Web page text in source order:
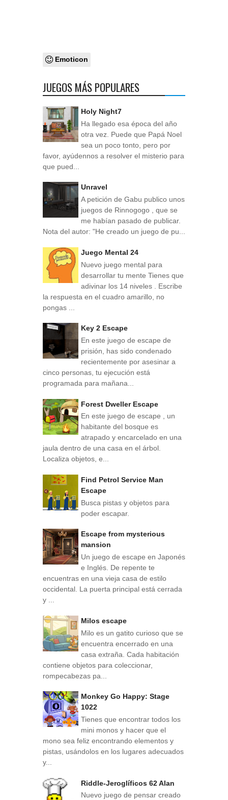
Emoticon
JUEGOS MÁS POPULARES
Holy Night7
Ha llegado esa época del año
otra vez. Puede que Papá Noel
sea un poco tonto, pero por
favor, ayúdennos a resolver el misterio para
que pued...
Unravel
A petición de Gabu publico unos
juegos de Rinnogogo , que se
me habían pasado de publicar.
Nota del autor: "He creado un juego de pu...
Juego Mental 24
Nuevo juego mental para
desarrollar tu mente Tienes que
adivinar los 14 niveles . Escribe
la respuesta en el cuadro amarillo, no
pongas ...
Key 2 Escape
En este juego de escape de
prisión, has sido condenado
recientemente por asesinar a
cinco personas, tu ejecución está
programada para mañana...
Forest Dweller Escape
En este juego de escape , un
habitante del bosque es
atrapado y encarcelado en una
jaula dentro de una casa en el árbol.
Localiza objetos, e...
Find Petrol Service Man
Escape
Busca pistas y objetos para
poder escapar.
Escape from mysterious
mansion
Un juego de escape en Japonés
e Inglés. De repente te
encuentras en una vieja casa de estilo
occidental. La puerta principal está cerrada
y ...
Milos escape
Milo es un gatito curioso que se
encuentra encerrado en una
casa extraña. Cada habitación
contiene objetos para coleccionar,
rompecabezas pa...
Monkey Go Happy: Stage
1022
Tienes que encontrar todos los
mini monos y hacer que el
mono sea feliz encontrando elementos y
pistas, usándolos en los lugares adecuados
y...
Riddle-Jeroglíficos 62 Alan
Nuevo juego de pensar creado